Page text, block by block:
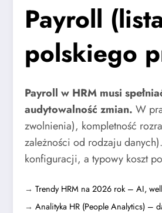
Payroll
polskiego
Payroll w HRM musi
audytowalność zmian. W
zwolnienia), kompletność
zależności od rodzaju
konfiguracji, a typowy koszt
→ Trendy HRM na 2026 rok – AI,
→ Analityka HR (People Analytics) –